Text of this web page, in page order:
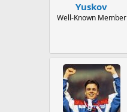
Yuskov
Well-Known Member